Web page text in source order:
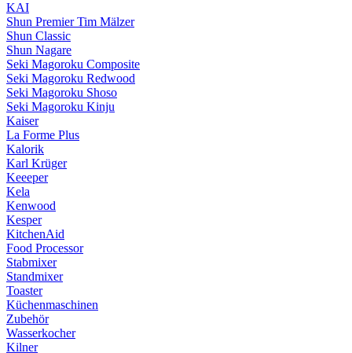
KAI
Shun Premier Tim Mälzer
Shun Classic
Shun Nagare
Seki Magoroku Composite
Seki Magoroku Redwood
Seki Magoroku Shoso
Seki Magoroku Kinju
Kaiser
La Forme Plus
Kalorik
Karl Krüger
Keeeper
Kela
Kenwood
Kesper
KitchenAid
Food Processor
Stabmixer
Standmixer
Toaster
Küchenmaschinen
Zubehör
Wasserkocher
Kilner